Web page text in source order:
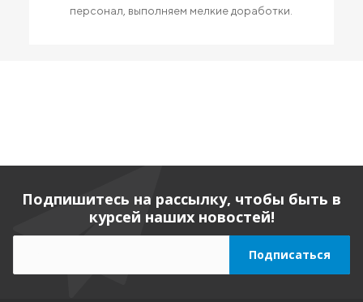
персонал, выполняем мелкие доработки.
Подпишитесь на рассылку, чтобы быть в
курсей наших новостей!